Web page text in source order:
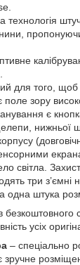
для того, щоб
поле зору
є
нижньої
світла. Захист
три з’ємні
одна штука
безкоштовного
усіх
– спеціально
зручне